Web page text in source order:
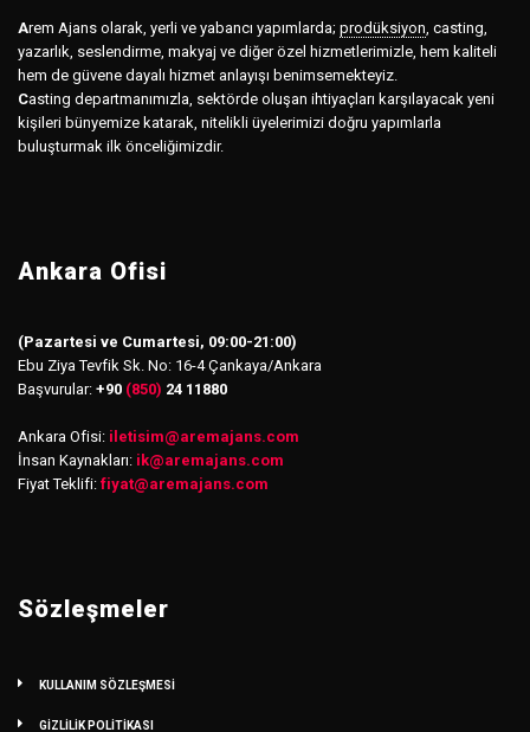
Arem Ajans olarak, yerli ve yabancı yapımlarda; prodüksiyon, casting,
yazarlık, seslendirme, makyaj ve diğer özel hizmetlerimizle, hem kaliteli
hem de güvene dayalı hizmet anlayışı benimsemekteyiz.
Casting departmanımızla, sektörde oluşan ihtiyaçları karşılayacak yeni
kişileri bünyemize katarak, nitelikli üyelerimizi doğru yapımlarla
buluşturmak ilk önceliğimizdir.
Ankara Ofisi
(Pazartesi ve Cumartesi, 09:00-21:00)
Ebu Ziya Tevfik Sk. No: 16-4 Çankaya/Ankara
Başvurular: +90 (850) 24 11880
Ankara Ofisi: iletisim@aremajans.com
İnsan Kaynakları: ik@aremajans.com
Fiyat Teklifi: fiyat@aremajans.com
Sözleşmeler
KULLANIM SÖZLEŞMESİ
GİZLİLİK POLİTİKASI